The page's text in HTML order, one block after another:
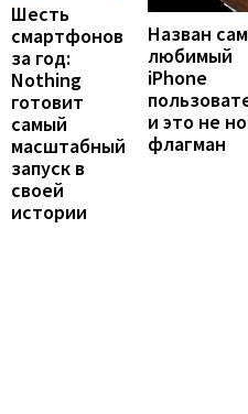
Шесть
смартфонов
за год:
Nothing
готовит
самый
масштабный
запуск в
своей
истории
Назван
любимый
iPhone
и это не
флагман